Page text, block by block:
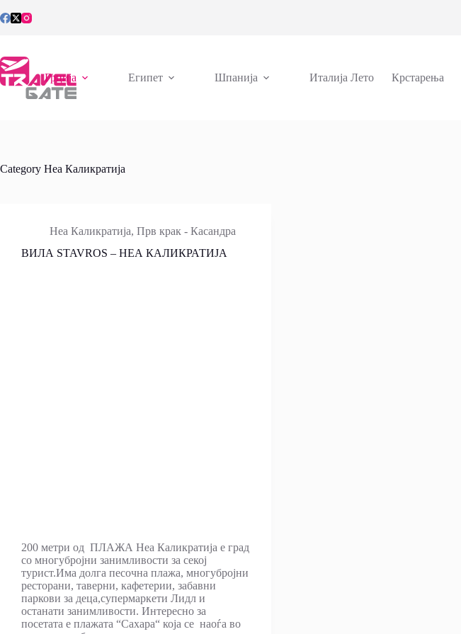
to
Грција Египет Шпанија Италија Лето Крстарења
Category Неа Каликратија
Неа Каликратија, Прв крак - Касандра
ВИЛА STAVROS – НЕА КАЛИКРАТИЈА
200 метри од ПЛАЖА Неа Каликратија е град
со многубројни занимливости за секој
турист.Има долга песочна плажа, многубројни
ресторани, таверни, кафетерии, забавни
паркови за деца,супермаркети Лидл и
останати занимливости. Интересно за
посетата е плажата “Сахара“ која се наоѓа во